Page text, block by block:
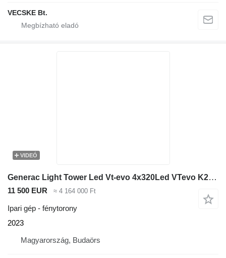
VECSKE Bt.
VIDEÓ
Generac Light Tower Led Vt-evo 4x320Led VTevo K2 Z482
11 500 EUR ≈ 4 164 000 Ft
Ipari gép - fénytorony
2023
Magyarország, Budaörs